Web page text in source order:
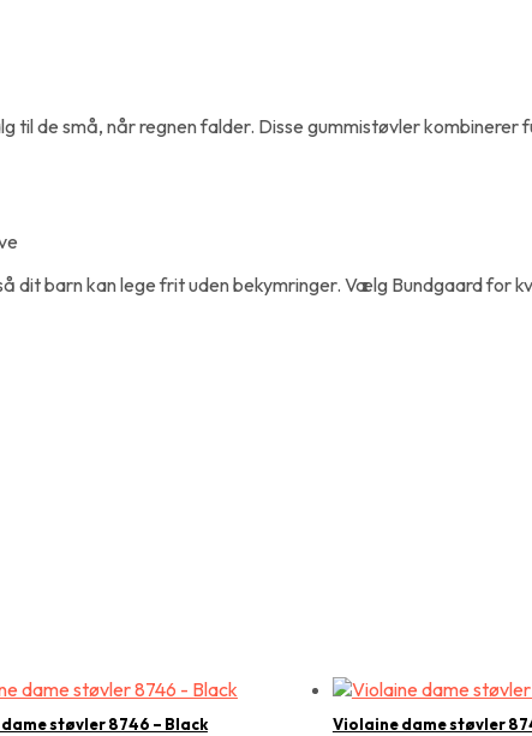
til de små, når regnen falder. Disse gummistøvler
barn kan lege frit uden bekymringer. Vælg Bundgaard for
støvler 8746 – Black Violaine dame støvler